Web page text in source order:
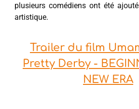
plusieurs comédiens ont été
artistique.
Trailer du film
Pretty Derby -
NEW ERA